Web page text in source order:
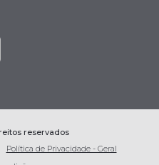
reservados
Política de Privacidade - Geral